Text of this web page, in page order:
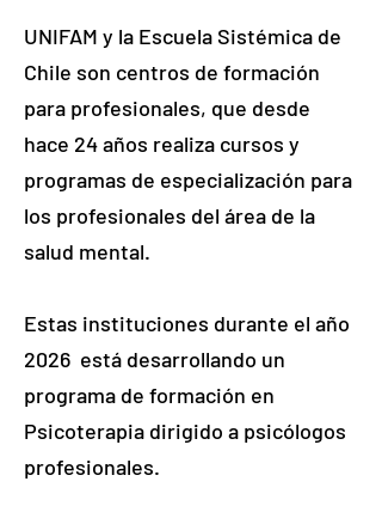
UNIFAM y la Escuela Sistémica de
Chile son centros de formación
para profesionales, que desde
hace 24 años realiza cursos y
programas de especialización para
los profesionales del área de la
salud mental.
Estas instituciones durante el año
2026 está desarrollando un
programa de formación en
Psicoterapia dirigido a psicólogos
profesionales.